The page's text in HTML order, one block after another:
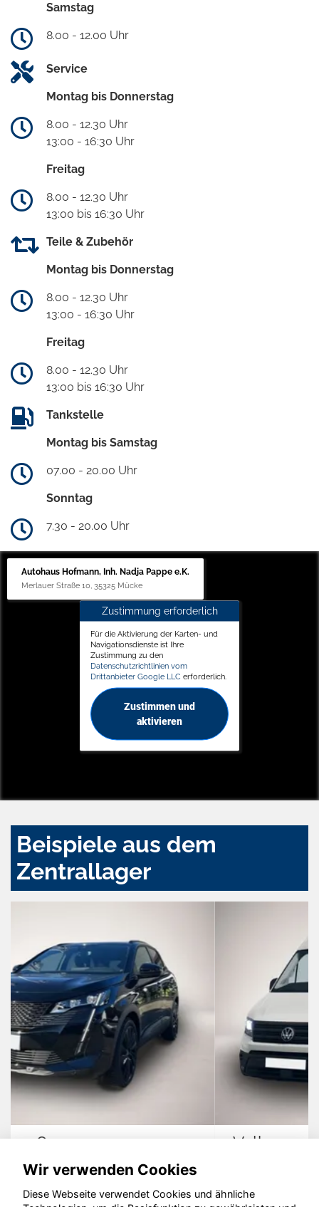
Samstag
8.00 - 12.00 Uhr
Service
Montag bis Donnerstag
8.00 - 12.30 Uhr
13:00 - 16:30 Uhr
Freitag
8.00 - 12.30 Uhr
13:00 bis 16:30 Uhr
Teile & Zubehör
Montag bis Donnerstag
8.00 - 12.30 Uhr
13:00 - 16:30 Uhr
Freitag
8.00 - 12.30 Uhr
13:00 bis 16:30 Uhr
Tankstelle
Montag bis Samstag
07.00 - 20.00 Uhr
Sonntag
7.30 - 20.00 Uhr
Autohaus Hofmann, Inh. Nadja Pappe e.K.
Merlauer Straße 10, 35325 Mücke
Zustimmung erforderlich
Für die Aktivierung der Karten- und
Navigationsdienste ist Ihre
Zustimmung zu den
Datenschutzrichtlinien vom
Drittanbieter Google LLC erforderlich.
Zustimmen und
aktivieren
Beispiele aus dem
Zentrallager
Volkswagen Crafter
Wir verwenden Cookies
Diese Webseite verwendet Cookies und ähnliche